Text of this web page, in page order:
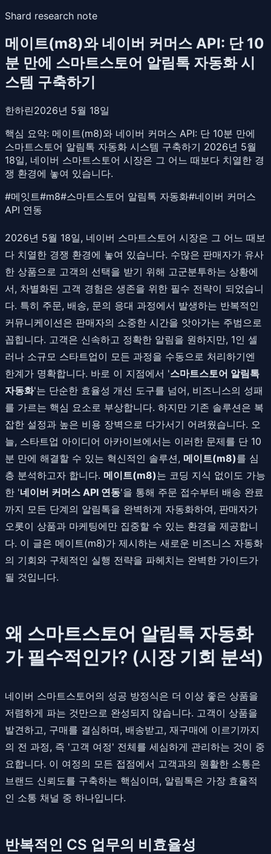
Shard research note
메이트(m8)와 네이버 커머스 API: 단 10
분 만에 스마트스토어 알림톡 자동화 시
스템 구축하기
한하린2026년 5월 18일
핵심 요약: 메이트(m8)와 네이버 커머스 API: 단 10분 만에
스마트스토어 알림톡 자동화 시스템 구축하기 2026년 5월
18일, 네이버 스마트스토어 시장은 그 어느 때보다 치열한 경
쟁 환경에 놓여 있습니다.
#메잇트#m8#스마트스토어 알림톡 자동화#네이버 커머스
API 연동
2026년 5월 18일, 네이버 스마트스토어 시장은 그 어느 때보
다 치열한 경쟁 환경에 놓여 있습니다. 수많은 판매자가 유사
한 상품으로 고객의 선택을 받기 위해 고군분투하는 상황에
서, 차별화된 고객 경험은 생존을 위한 필수 전략이 되었습니
다. 특히 주문, 배송, 문의 응대 과정에서 발생하는 반복적인
커뮤니케이션은 판매자의 소중한 시간을 앗아가는 주범으로
꼽힙니다. 고객은 신속하고 정확한 알림을 원하지만, 1인 셀
러나 소규모 스타트업이 모든 과정을 수동으로 처리하기엔
한계가 명확합니다. 바로 이 지점에서 '스마트스토어 알림톡
자동화'는 단순한 효율성 개선 도구를 넘어, 비즈니스의 성패
를 가르는 핵심 요소로 부상합니다. 하지만 기존 솔루션은 복
잡한 설정과 높은 비용 장벽으로 다가서기 어려웠습니다. 오
늘, 스타트업 아이디어 아카이브에서는 이러한 문제를 단 10
분 만에 해결할 수 있는 혁신적인 솔루션, 메이트(m8)를 심
층 분석하고자 합니다. 메이트(m8)는 코딩 지식 없이도 가능
한 '네이버 커머스 API 연동'을 통해 주문 접수부터 배송 완료
까지 모든 단계의 알림톡을 완벽하게 자동화하여, 판매자가
오롯이 상품과 마케팅에만 집중할 수 있는 환경을 제공합니
다. 이 글은 메이트(m8)가 제시하는 새로운 비즈니스 자동화
의 기회와 구체적인 실행 전략을 파헤치는 완벽한 가이드가
될 것입니다.
왜 스마트스토어 알림톡 자동화
가 필수적인가? (시장 기회 분석)
네이버 스마트스토어의 성공 방정식은 더 이상 좋은 상품을
저렴하게 파는 것만으로 완성되지 않습니다. 고객이 상품을
발견하고, 구매를 결심하며, 배송받고, 재구매에 이르기까지
의 전 과정, 즉 '고객 여정' 전체를 세심하게 관리하는 것이 중
요합니다. 이 여정의 모든 접점에서 고객과의 원활한 소통은
브랜드 신뢰도를 구축하는 핵심이며, 알림톡은 가장 효율적
인 소통 채널 중 하나입니다.
반복적인 CS 업무의 비효율성